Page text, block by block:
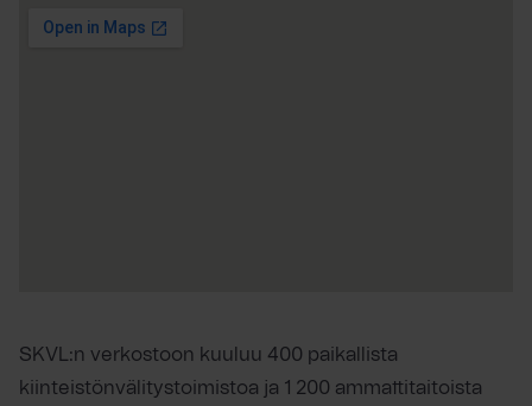
SKVL:n verkostoon kuuluu 400 paikallista
kiinteistönvälitystoimistoa ja 1 200 ammattitaitoista